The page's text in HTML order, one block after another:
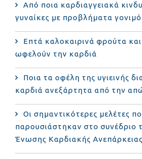
Από ποια καρδιαγγειακά
γυναίκες με προβλήματα
Επτά καλοκαιρινά φρούτα
ωφελούν την καρδιά
Ποια τα οφέλη της υγιεινής
καρδιά ανεξάρτητα από την
Οι σημαντικότερες μελέτες
παρουσιάστηκαν στο συνέδριο
Ένωσης Καρδιακής